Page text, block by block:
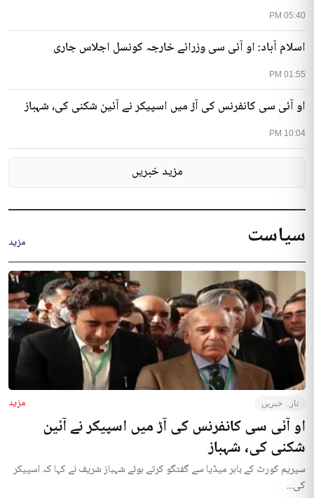
05:40 PM
01:55 PM
اسلام آباد: او آئی سی وزرائے خارجہ کونسل اجلاس جاری
10:04 PM
او آئی سی کانفرنس کی آڑ میں اسپیکر نے آئین شکنی کی، شہباز
مزید خبریں
سیاست مزید
تازہ خبریں مزید
او آئی سی کانفرنس کی آڑ میں اسپیکر نے آئین
شکنی کی، شہباز
سپریم کورٹ کے باہر میڈیا سے گفتگو کرتے ہوئے شہباز شریف نے کہا کہ اسپیکر
کی...